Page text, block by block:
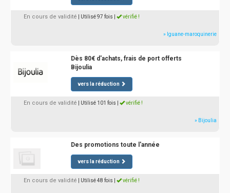
En cours de validité | Utilisé 97 fois vérifié !
» Iguane-maroquinerie
Dès 80€ d'achats, frais de port offerts
Bijoulia
vers la réduction
En cours de validité | Utilisé 101 fois vérifié !
» Bijoulia
Des promotions toute l'année
vers la réduction
En cours de validité | Utilisé 48 fois vérifié !